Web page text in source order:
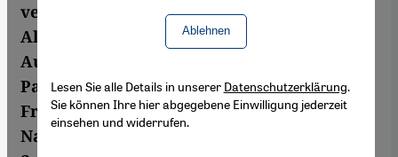
verfassungsgebende Versammlung?
Algeriens Opposition streitet weiter über
Auswege aus der Krise. Ein Vorschlag der
Partei "Jil Jadid" könnte die verhärteten
Fronten nun endlich aufbrechen. Sofian
Naceur sprach mit ihrem Parteichef,
Ablehnen
Lesen Sie alle Details in unserer Datenschutzerklärung.
Sie können Ihre hier abgegebene Einwilligung jederzeit
einsehen und widerrufen.